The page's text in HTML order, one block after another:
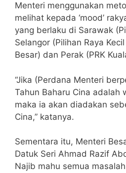
Menteri menggunakan
melihat kepada ‘mood’
yang berlaku di Sarawak
Selangor (Pilihan Raya
Besar) dan Perak (PRK
“Jika (Perdana Menteri
Tahun Baharu Cina adalah
maka ia akan diadakan
Cina,” katanya.
Sementara itu, Menteri
Datuk Seri Ahmad Razif
Najib mahu semua